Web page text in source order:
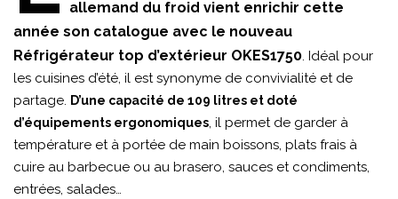
allemand du froid vient enrichir cette
année son catalogue avec le nouveau
Réfrigérateur top d’extérieur OKES1750. Idéal pour
les cuisines d’été, il est synonyme de convivialité et de
partage. D’une capacité de 109 litres et doté
d’équipements ergonomiques, il permet de garder à
température et à portée de main boissons, plats frais à
cuire au barbecue ou au brasero, sauces et condiments,
entrées, salades…